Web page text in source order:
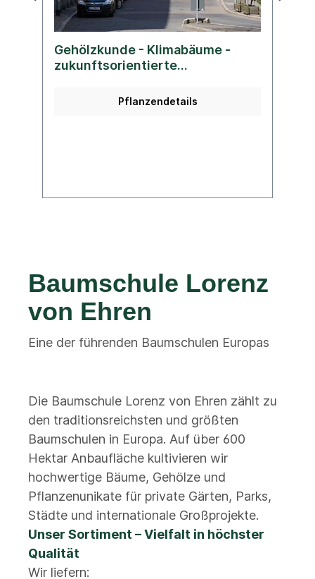
Gehölzkunde - Klimabäume -
zukunftsorientierte
Pflanzendetails
Baumschule Lorenz
von Ehren
Eine der führenden Baumschulen Europas
Die Baumschule Lorenz von Ehren zählt zu
den traditionsreichsten und größten
Baumschulen in Europa. Auf über 600
Hektar Anbaufläche kultivieren wir
hochwertige Bäume, Gehölze und
Pflanzenunikate für private Gärten, Parks,
Städte und internationale Großprojekte.
Unser Sortiment – Vielfalt in höchster
Qualität
Wir liefern: